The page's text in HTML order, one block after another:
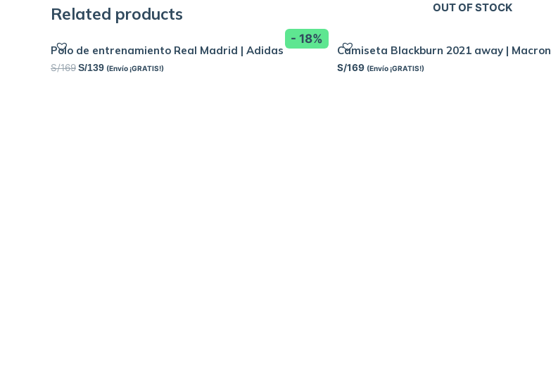
Related products
- 18%
Polo de entrenamiento Real Madrid | Adidas
S/169 S/139 (Envío ¡GRATIS!)
OUT OF STOCK
Camiseta Blackburn 2021 away | Macron
S/169 (Envío ¡GRATIS!)